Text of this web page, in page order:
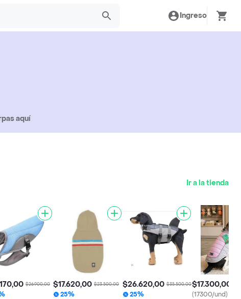
Ingreso
aquí
Ir a la tienda
$26.900,00 $17.620,00 $23.500,00
25%
$26.620,00 $35.500,00
25%
$17.300,00
(17300/und)